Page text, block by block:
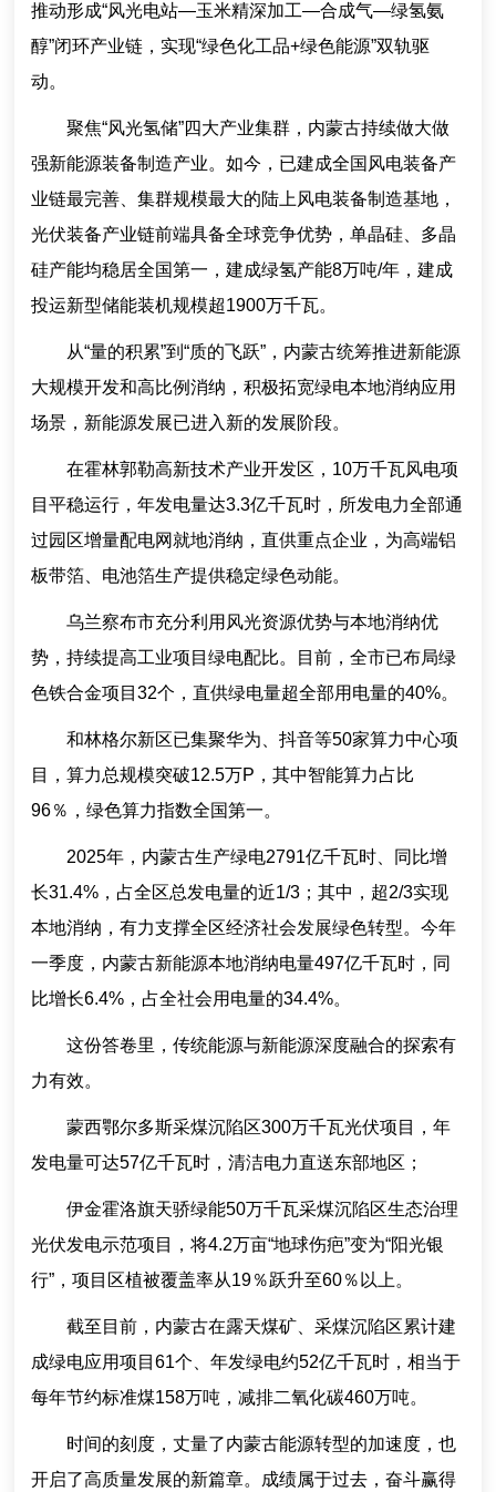
推动形成“风光电站—玉米精深加工—合成气—绿氢氨
醇”闭环产业链，实现“绿色化工品+绿色能源”双轨驱
动。
聚焦“风光氢储”四大产业集群，内蒙古持续做大做
强新能源装备制造产业。如今，已建成全国风电装备产
业链最完善、集群规模最大的陆上风电装备制造基地，
光伏装备产业链前端具备全球竞争优势，单晶硅、多晶
硅产能均稳居全国第一，建成绿氢产能8万吨/年，建成
投运新型储能装机规模超1900万千瓦。
从“量的积累”到“质的飞跃”，内蒙古统筹推进新能源
大规模开发和高比例消纳，积极拓宽绿电本地消纳应用
场景，新能源发展已进入新的发展阶段。
在霍林郭勒高新技术产业开发区，10万千瓦风电项
目平稳运行，年发电量达3.3亿千瓦时，所发电力全部通
过园区增量配电网就地消纳，直供重点企业，为高端铝
板带箔、电池箔生产提供稳定绿色动能。
乌兰察布市充分利用风光资源优势与本地消纳优
势，持续提高工业项目绿电配比。目前，全市已布局绿
色铁合金项目32个，直供绿电量超全部用电量的40%。
和林格尔新区已集聚华为、抖音等50家算力中心项
目，算力总规模突破12.5万P，其中智能算力占比
96％，绿色算力指数全国第一。
2025年，内蒙古生产绿电2791亿千瓦时、同比增
长31.4%，占全区总发电量的近1/3；其中，超2/3实现
本地消纳，有力支撑全区经济社会发展绿色转型。今年
一季度，内蒙古新能源本地消纳电量497亿千瓦时，同
比增长6.4%，占全社会用电量的34.4%。
这份答卷里，传统能源与新能源深度融合的探索有
力有效。
蒙西鄂尔多斯采煤沉陷区300万千瓦光伏项目，年
发电量可达57亿千瓦时，清洁电力直送东部地区；
伊金霍洛旗天骄绿能50万千瓦采煤沉陷区生态治理
光伏发电示范项目，将4.2万亩“地球伤疤”变为“阳光银
行”，项目区植被覆盖率从19％跃升至60％以上。
截至目前，内蒙古在露天煤矿、采煤沉陷区累计建
成绿电应用项目61个、年发绿电约52亿千瓦时，相当于
每年节约标准煤158万吨，减排二氧化碳460万吨。
时间的刻度，丈量了内蒙古能源转型的加速度，也
开启了高质量发展的新篇章。成绩属于过去，奋斗赢得